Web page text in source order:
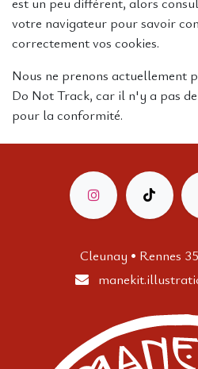
votre navigateur pour savoir
correctement vos cookies.
Nous ne prenons actuellement
Do Not Track, car il n'y a pas
pour la conformité.
Cleunay • Rennes